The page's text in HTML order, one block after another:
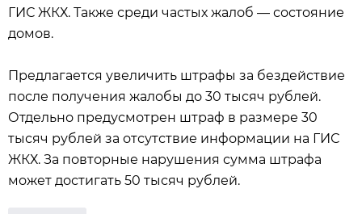
ГИС ЖКХ. Также среди частых жалоб — состояние
домов.
Предлагается увеличить штрафы за бездействие
после получения жалобы до 30 тысяч рублей.
Отдельно предусмотрен штраф в размере 30
тысяч рублей за отсутствие информации на ГИС
ЖКХ. За повторные нарушения сумма штрафа
может достигать 50 тысяч рублей.